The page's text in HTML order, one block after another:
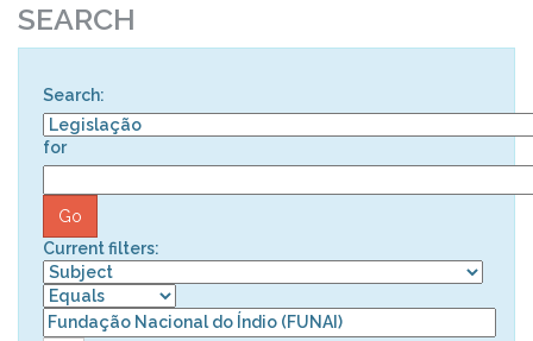
SEARCH
Search:
for
Current filters: